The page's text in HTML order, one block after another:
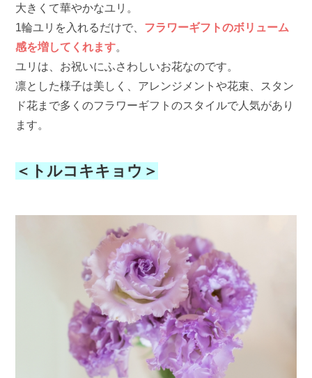
大きくて華やかなユリ。
1輪ユリを入れるだけで、 フラワーギフトのボリューム
感を増してくれます。
ユリは、お祝いにふさわしいお花なのです。
凛とした様子は美しく、アレンジメントや花束、スタン
ド花まで多くのフラワーギフトのスタイルで人気があり
ます。
＜トルコキキョウ＞